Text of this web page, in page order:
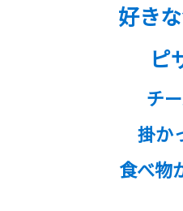
好き
ピ
チ
掛か
食べ物